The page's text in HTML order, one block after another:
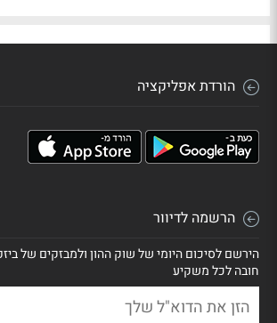
הורדת אפליקציה
הרשמה לדיוור
הירשם לסיכום היומי של שוק ההון ולמבזקים של
חובה לכל משקיע